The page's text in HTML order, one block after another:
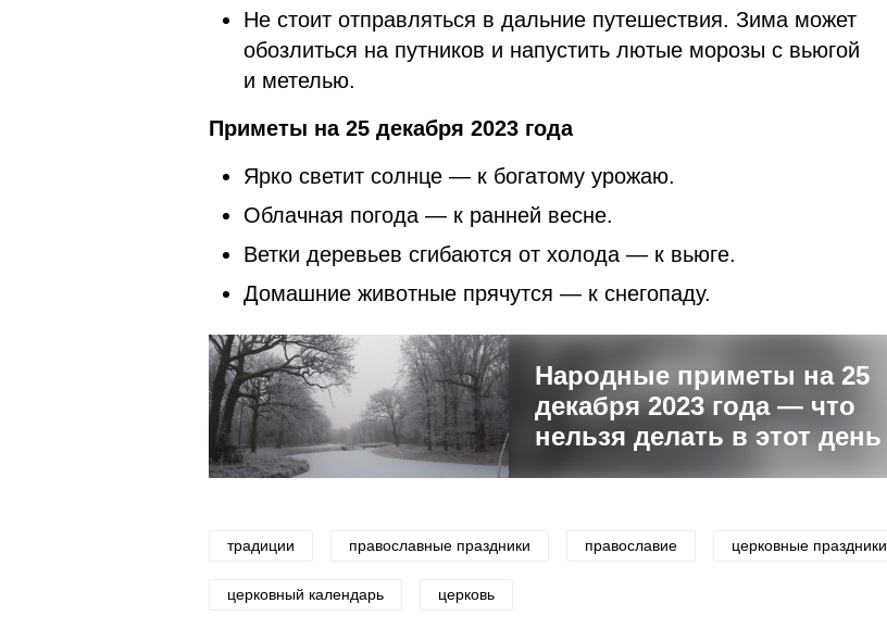
Не стоит отправляться в дальние путешествия. Зима может
обозлиться на путников и напустить лютые морозы с вьюгой
и метелью.
Приметы на 25 декабря 2023 года
Ярко светит солнце — к богатому урожаю.
Облачная погода — к ранней весне.
Ветки деревьев сгибаются от холода — к вьюге.
Домашние животные прячутся — к снегопаду.
Народные приметы на 25
декабря 2023 года — что
нельзя делать в этот день
традиции православные праздники православие церковные праздники
церковный календарь церковь